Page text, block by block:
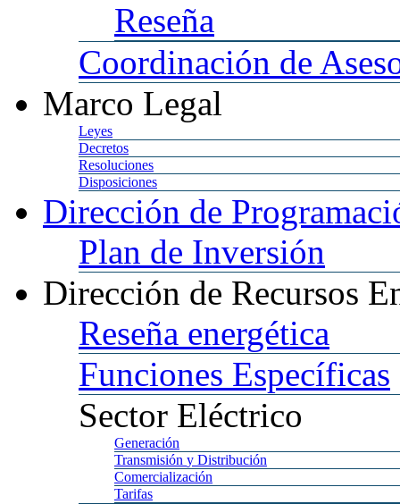
Reseña
Coordinación de
Marco Legal
Leyes
Decretos
Resoluciones
Disposiciones
Dirección de
Plan de Inversión
Dirección de Recursos
Reseña energética
Funciones Específicas
Sector Eléctrico
Generación
Transmisión y Distribución
Comercialización
Tarifas